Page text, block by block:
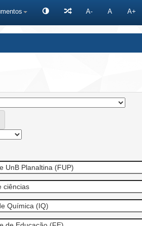
A- A A+